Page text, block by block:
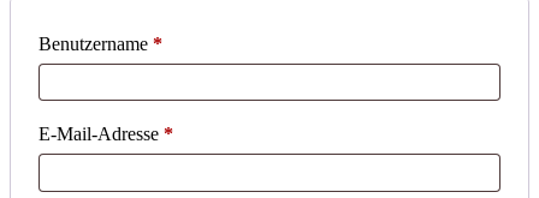
Benutzername *Erforderlich
E-Mail-Adresse *Erforderlich